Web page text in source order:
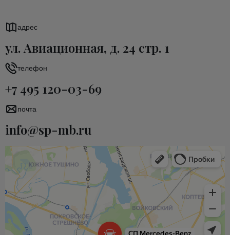
адрес
ул. Авиационная, д. 24 стр. 1
телефон
+7 495 120-03-69
почта
info@sp-mb.ru